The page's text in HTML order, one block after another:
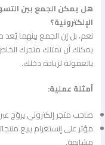
هل يمكن الجمع بين
الإلكترونية؟
نعم، بل إن الجمع بينهما
يمكنك أن تمتلك متجرك
بالعمولة لزيادة دخلك.
أمثلة عملية:
صاحب متجر إلكتروني يروّج
مؤثر على إنستغرام يبيع